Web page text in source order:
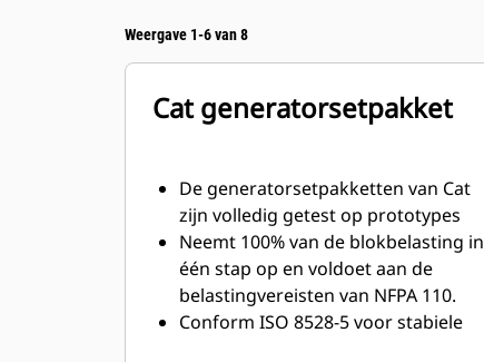
Weergave 1-6 van 8
Cat generatorsetpakket
De generatorsetpakketten van Cat
zijn volledig getest op prototypes
Neemt 100% van de blokbelasting in
één stap op en voldoet aan de
belastingvereisten van NFPA 110.
Conform ISO 8528-5 voor stabiele